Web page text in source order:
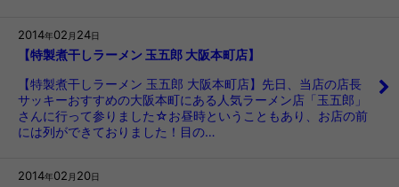
2014年02 月 24日
【特製煮干しラーメン 玉五郎 大阪本町店】
【特製煮干しラーメン 玉五郎 大阪本町店】先日、当店の店長
サッキーおすすめの大阪本町にある人気ラーメン店「玉五郎」
さんに行って参りました☆お昼時ということもあり、お店の前
には列ができておりました！目の…
2014年02 月 20日